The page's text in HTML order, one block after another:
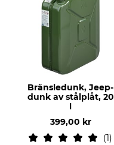
Bränsledunk, Jeep-
dunk av stålplåt, 20
l
399,00 kr
1